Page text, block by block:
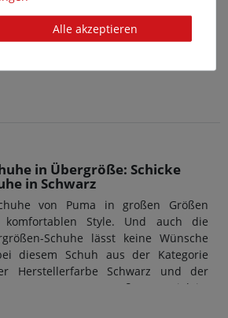
in Übergröße: Schicke
in Schwarz
von Puma in großen Größen
Style. Und auch die
Schuhe lässt keine Wünsche
diesem Schuh aus der Kategorie
Herstellerfarbe Schwarz und der
195217 0008. Das Außenmaterial ist
Alle akzeptieren